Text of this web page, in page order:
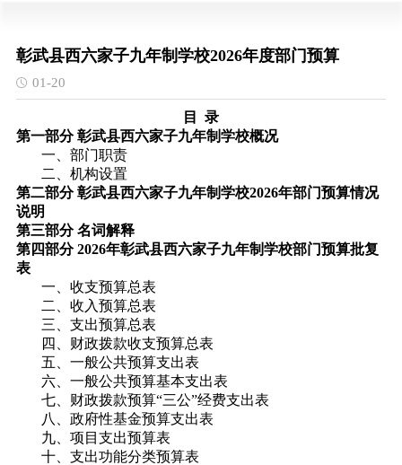
彰武县西六家子九年制学校2026年度部门预算
01-20
目 录
第一部分 彰武县西六家子九年制学校概况
一、部门职责
二、机构设置
第二部分 彰武县西六家子九年制学校2026年部门预算情况
说明
第三部分 名词解释
第四部分 2026年彰武县西六家子九年制学校部门预算批复
表
一、收支预算总表
二、收入预算总表
三、支出预算总表
四、财政拨款收支预算总表
五、一般公共预算支出表
六、一般公共预算基本支出表
七、财政拨款预算“三公”经费支出表
八、政府性基金预算支出表
九、项目支出预算表
十、支出功能分类预算表